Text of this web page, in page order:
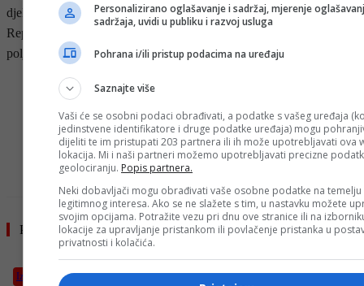
djelovanja spomenutog dvojca, te da ćete ujedno spasiti ugled
Republike Hrvatske, kako na domaćem, tako i na međunarodnom
polju”, navodi Hodžić u pismu.
- OGLAS -
Pročitajte još
Izdvojeno
Personalizirano oglašavanje i sadržaj, mjerenje
sadržaja, uvidi u publiku i razvoj usluga
Pohrana i/ili pristup podacima na uređaju
Saznajte više
Vaši će se osobni podaci obrađivati, a podatke s vašeg uređaja
jedinstvene identifikatore i druge podatke uređaja) mogu
dijeliti te im pristupati 203 partnera ili ih može upotrebljavati ova
lokacija. Mi i naši partneri možemo upotrebljavati precizne
geolociranju. Popis partnera.
Neki dobavljači mogu obrađivati vaše osobne podatke na temelju
legitimnog interesa. Ako se ne slažete s tim, u nastavku možete
svojim opcijama. Potražite vezu pri dnu ove stranice ili na
lokacije za upravljanje pristankom ili povlačenje pristanka u
privatnosti i kolačića.